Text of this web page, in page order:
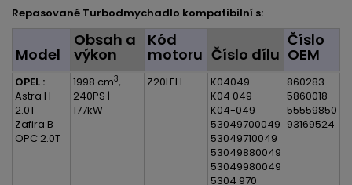
Repasované Turbodmychadlo kompatibilní s:
Model
Obsah a
výkon
Kód
motoru Číslo dílu
Číslo
OEM
OPEL :
Astra H
2.0T
Zafira B
OPC 2.0T
1998 cm3,
240PS |
177kW
Z20LEH
K04049
K04 049
K04-049
53049700049
53049710049
53049880049
53049980049
5304 970
860283
5860018
55559850
93169524